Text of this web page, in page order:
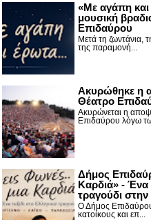
«Με αγάπη
μουσική
Επιδαύρου
Μετά τη ζωντάνια,
της παραμονή...
Ακυρώθηκε η
Θέατρο
Ακυρώνεται η
Επιδαύρου λόγω
Δήμος
Καρδιά» - Ένα
τραγούδι στην
Ο Δήμος
κατοίκους και επ...